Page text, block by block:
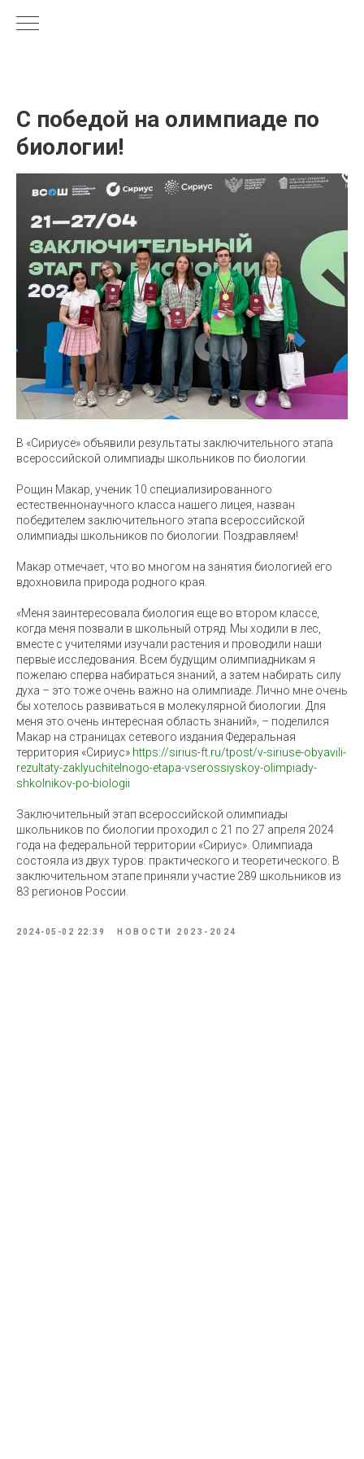
С победой на олимпиаде по
биологии!
В «Сириусе» объявили результаты заключительного этапа
всероссийской олимпиады школьников по биологии.
Рощин Макар, ученик 10 специализированного
естественнонаучного класса нашего лицея, назван
победителем заключительного этапа всероссийской
олимпиады школьников по биологии. Поздравляем!
Макар отмечает, что во многом на занятия биологией его
вдохновила природа родного края.
«Меня заинтересовала биология еще во втором классе,
когда меня позвали в школьный отряд. Мы ходили в лес,
вместе с учителями изучали растения и проводили наши
первые исследования. Всем будущим олимпиадникам я
пожелаю сперва набираться знаний, а затем набирать силу
духа – это тоже очень важно на олимпиаде. Лично мне очень
бы хотелось развиваться в молекулярной биологии. Для
меня это очень интересная область знаний», – поделился
Макар на страницах сетевого издания Федеральная
территория «Сириус» https://sirius-ft.ru/tpost/v-siriuse-obyavili-
rezultaty-zaklyuchitelnogo-etapa-vserossiyskoy-olimpiady-
shkolnikov-po-biologii
Заключительный этап всероссийской олимпиады
школьников по биологии проходил с 21 по 27 апреля 2024
года на федеральной территории «Сириус». Олимпиада
состояла из двух туров: практического и теоретического. В
заключительном этапе приняли участие 289 школьников из
83 регионов России.
2024-05-02 22:39 НОВОСТИ 2023-2024